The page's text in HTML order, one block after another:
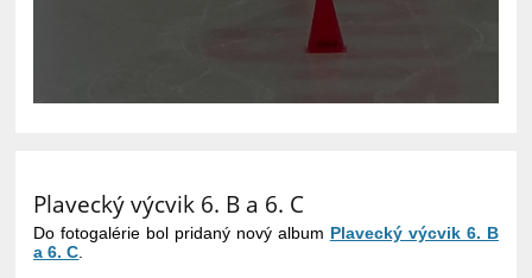
Plavecký výcvik 6. B a 6. C
Do fotogalérie bol pridaný nový album Plavecký výcvik 6. B
a 6. C